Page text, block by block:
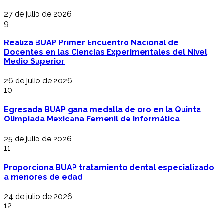
27 de julio de 2026
9
Realiza BUAP Primer Encuentro Nacional de
Docentes en las Ciencias Experimentales del Nivel
Medio Superior
26 de julio de 2026
10
Egresada BUAP gana medalla de oro en la Quinta
Olimpiada Mexicana Femenil de Informática
25 de julio de 2026
11
Proporciona BUAP tratamiento dental especializado
a menores de edad
24 de julio de 2026
12